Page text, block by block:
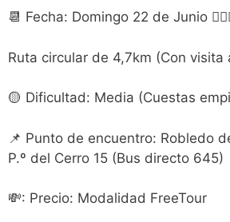
📆 Fecha: Domingo 22 de Junio
Ruta circular de 4,7km (Con visita
🟡 Dificultad: Media (Cuestas
📌 Punto de encuentro: Robledo
P.º del Cerro 15 (Bus directo 645)
💸: Precio: Modalidad FreeTour